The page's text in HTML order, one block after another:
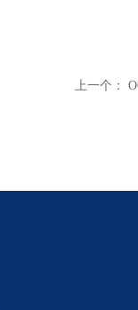
上一个：